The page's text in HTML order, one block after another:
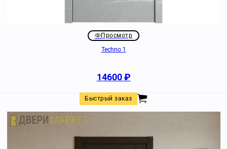
Просмотр
Techno 1
14600₽
Быстрый заказ